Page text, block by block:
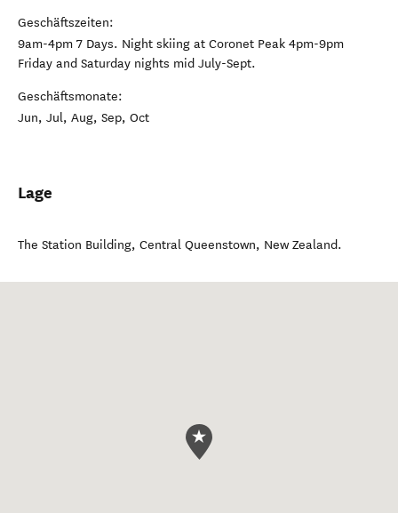
Geschäftszeiten:
9am-4pm 7 Days. Night skiing at Coronet Peak 4pm-9pm
Friday and Saturday nights mid July-Sept.
Geschäftsmonate:
Jun, Jul, Aug, Sep, Oct
Lage
The Station Building, Central Queenstown, New Zealand.